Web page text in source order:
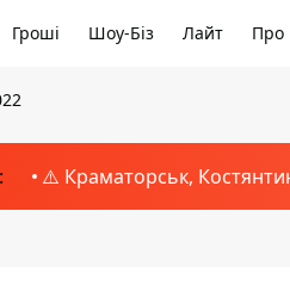
Гроші Шоу-Біз Лайт Про
⚠️ Краматорськ,